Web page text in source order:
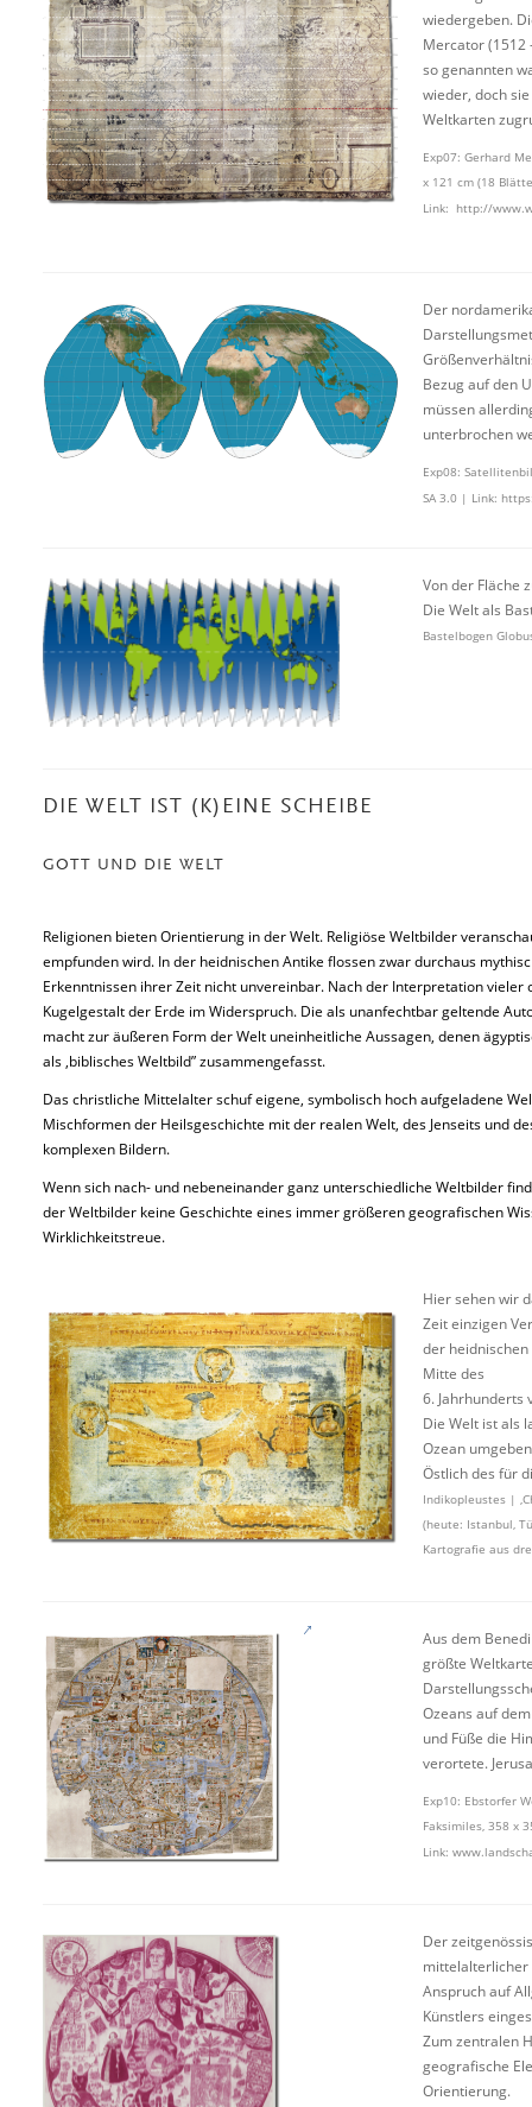
wiedergeben.
Mercator (1512
so genannten
wieder, doch
Weltkarten
Exp07: Gerhard
x 121 cm (18
Link: http://
Der
Bezug auf den
müssen
unterbrochen
Exp08:
SA 3.0 | Link:
Von der Fläche
Die Welt als
Bastelbogen
DIE WELT IST (K)EINE SCHEIBE
GOTT UND DIE WELT
Religionen bieten Orientierung in der Welt. Religiöse Weltbilder
empfunden wird. In der heidnischen Antike flossen zwar durchaus
Erkenntnissen ihrer Zeit nicht unvereinbar. Nach der Interpretation
Kugelgestalt der Erde im Widerspruch. Die als unanfechtbar geltende
macht zur äußeren Form der Welt uneinheitliche Aussagen, denen
als ‚biblisches Weltbild” zusammengefasst.
Das christliche Mittelalter schuf eigene, symbolisch hoch aufgeladene
Mischformen der Heilsgeschichte mit der realen Welt, des Jenseits und
komplexen Bildern.
Wenn sich nach- und nebeneinander ganz unterschiedliche Weltbilder
der Weltbilder keine Geschichte eines immer größeren geografischen
Wirklichkeitstreue.
Hier sehen wir
Zeit einzigen
der heidnischen
Mitte des
6. Jahrhunderts
Die Welt ist als
Ozean
Östlich des für
Indikopleustes |
(heute: Istanbul,
Kartografie aus
Aus dem
größte
Ozeans auf
und Füße die
verortete.
Exp10: Ebstorfer
Faksimiles, 358 x
Link:
Der
mittelalterlicher
Anspruch auf
Künstlers
Zum zentralen
geografische
Orientierung.